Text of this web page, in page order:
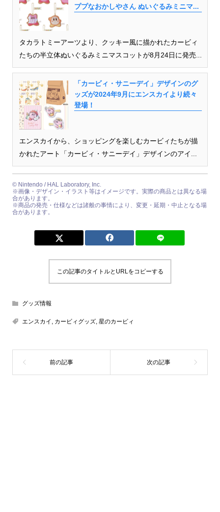
ププなおかしやさん ぬいぐるみミニマ...
タカラトミーアーツより、クッキー風に描かれたカービィ
たちの半立体ぬいぐるみミニマスコットが8月24日に発売...
「カービィ・サニーデイ」デザインのグ
ッズが2024年9月にエンスカイより続々
登場！
エンスカイから、ショッピングを楽しむカービィたちが描
かれたアート「カービィ・サニーデイ」デザインのアイ...
© Nintendo / HAL Laboratory, Inc.
※画像・デザイン・イラスト等はイメージです。実際の商品とは異なる場
合があります。
※商品の発売・仕様などは諸般の事情により、変更・延期・中止となる場
合があります。
この記事のタイトルとURLをコピーする
グッズ情報
エンスカイ カービィグッズ, 星のカービィ